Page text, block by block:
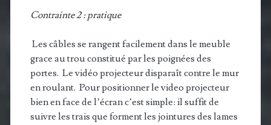
Contrainte 2 : pratique
Les câbles se rangent facilement dans le meuble
grace au trou constitué par les poignées des
portes. Le vidéo projecteur disparaît contre le mur
en roulant. Pour positionner le video projecteur
bien en face de l’écran c’est simple: il suffit de
suivre les trais que forment les jointures des lames